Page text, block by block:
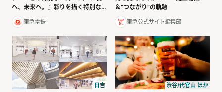
へ、未来へ。』彩りを描く特別な電
車
東急電鉄
＆“つながり”の軌跡
東急公式サイト編集部
日吉 渋谷/代官山 ほか